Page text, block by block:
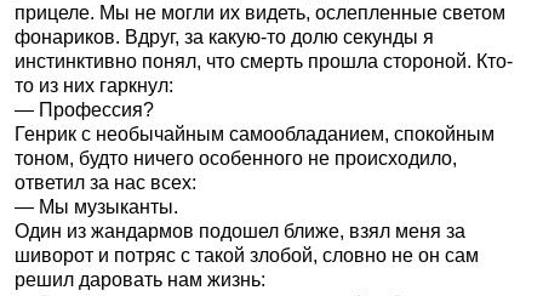
прицеле. Мы не могли их видеть, ослепленные светом
фонариков. Вдруг, за какую-то долю секунды я
инстинктивно понял, что смерть прошла стороной. Кто-
то из них гаркнул:
— Профессия?
Генрик с необычайным самообладанием, спокойным
тоном, будто ничего особенного не происходило,
ответил за нас всех:
— Мы музыканты.
Один из жандармов подошел ближе, взял меня за
шиворот и потряс с такой злобой, словно не он сам
решил даровать нам жизнь: